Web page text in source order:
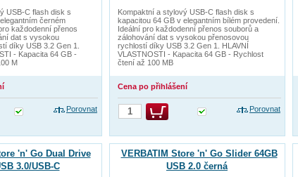
USB-C flash disk s
černém
každodenní přenos
dat s vysokou
díky USB 3.2 Gen 1.
- Kapacita 64 GB -
M
Porovnat
Kompaktní a stylový USB-C flash disk s
kapacitou 64 GB v elegantním bílém provedení.
Ideální pro každodenní přenos souborů a
zálohování dat s vysokou přenosovou
rychlostí díky USB 3.2 Gen 1. HLAVNÍ
VLASTNOSTI - Kapacita 64 GB - Rychlost
čtení až 100 MB
Cena po přihlášení
Porovnat
'n' Go Dual Drive
3.0/USB-C
VERBATIM Store 'n' Go Slider 64GB
USB 2.0 černá